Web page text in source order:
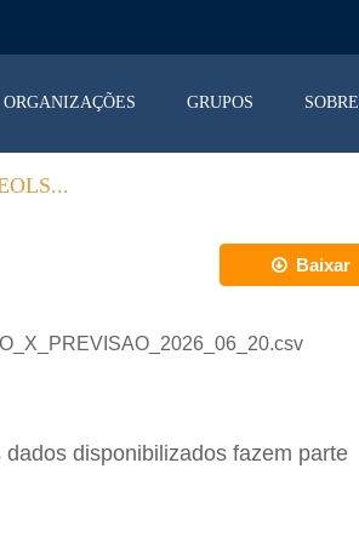
ORGANIZAÇÕES GRUPOS SOBRE
Baixar
disponibilizados fazem parte